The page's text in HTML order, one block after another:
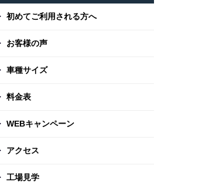
初めてご利用される方へ
お客様の声
車種サイズ
料金表
WEBキャンペーン
アクセス
工場見学